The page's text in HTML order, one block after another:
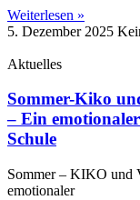
Weiterlesen »
5. Dezember 2025
Aktuelles
Sommer-Kiko
– Ein
Schule
Sommer – KIKO und
emotionaler